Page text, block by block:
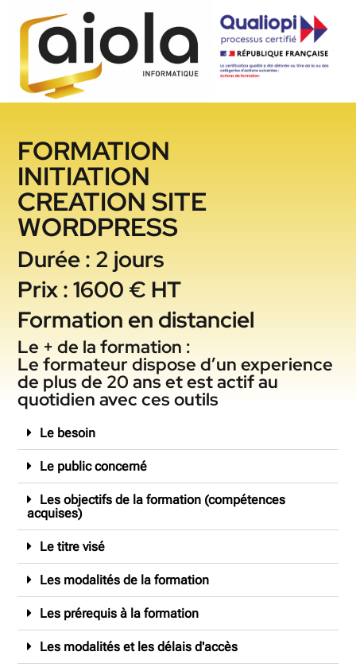
FORMATION
INITIATION
CREATION SITE
WORDPRESS
Durée : 2 jours
Prix : 1600 € HT
Formation en distanciel
Le + de la formation :
Le formateur dispose d’un experience
de plus de 20 ans et est actif au
quotidien avec ces outils
Le besoin
Le public concerné
Les objectifs de la formation (compétences
acquises)
Le titre visé
Les modalités de la formation
Les prérequis à la formation
Les modalités et les délais d'accès